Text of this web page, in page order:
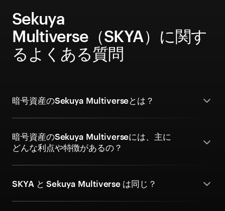
Sekuya
Multiverse（SKYA）に関す
るよくある質問
暗号資産のSekuya Multiverseとは？
暗号資産のSekuya Multiverseには、主に
どんな利点や特徴があるの？
SKYA と Sekuya Multiverse は同じ？